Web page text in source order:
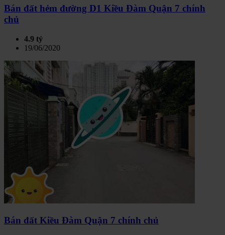
Bán đất hẻm đường D1 Kiều Đàm Quận 7 chính
chủ
4.9 tỷ
19/06/2020
Bán đất Kiều Đàm Quận 7 chính chủ